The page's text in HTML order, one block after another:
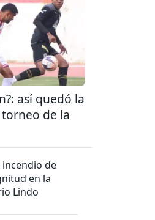
así quedó la
de la
de
en la
Lindo